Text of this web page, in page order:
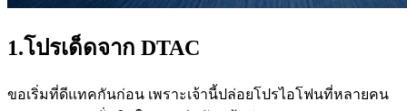
1.โปรเด็ดจาก DTAC
ขอเริ่มที่ดีแทคกันก่อน เพราะเจ้านี้ปล่อยโปรไอโฟนที่หลายคน